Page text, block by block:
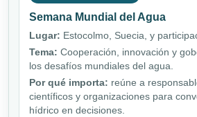
Semana Mundial del Agua
Lugar: Estocolmo, Suecia, y
Tema: Cooperación, innovación y
los desafíos mundiales del agua.
Por qué importa: reúne a
científicos y organizaciones para
hídrico en decisiones.